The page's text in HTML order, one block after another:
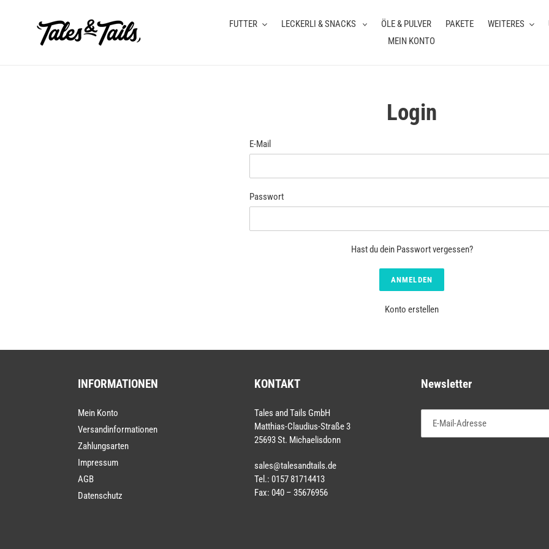
FUTTER LECKERLI & SNACKS ÖLE & PULVER PAKETE WEITERES
MEIN KONTO
Login
E-Mail
Passwort
Hast du dein Passwort vergessen?
Konto erstellen
INFORMATIONEN
Mein Konto
Versandinformationen
Zahlungsarten
Impressum
AGB
Datenschutz
KONTAKT
Tales and Tails GmbH
Matthias-Claudius-Straße 3
25693 St. Michaelisdonn
sales@talesandtails.de
Tel.: 0157 81714413
Fax: 040 – 35676956
Newsletter